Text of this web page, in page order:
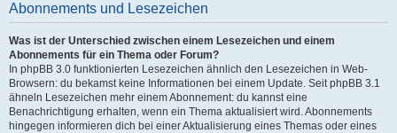
Abonnements und Lesezeichen
Was ist der Unterschied zwischen einem Lesezeichen und einem
Abonnements für ein Thema oder Forum?
In phpBB 3.0 funktionierten Lesezeichen ähnlich den Lesezeichen in Web-
Browsern: du bekamst keine Informationen bei einem Update. Seit phpBB 3.1
ähneln Lesezeichen mehr einem Abonnement: du kannst eine
Benachrichtigung erhalten, wenn ein Thema aktualisiert wird. Abonnements
hingegen informieren dich bei einer Aktualisierung eines Themas oder eines